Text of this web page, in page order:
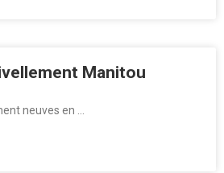
Manitou
neuves en …